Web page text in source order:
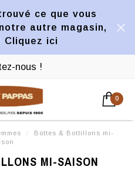
ce que vous
autre magasin,
Cliquez ici
nous !
0
/
Bottes & Bottillons mi-
MI-SAISON